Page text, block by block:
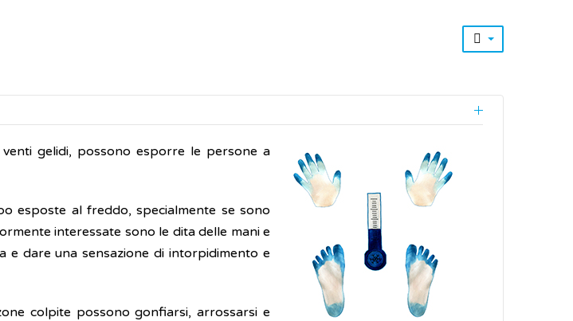
gelidi, possono esporre le persone a
esposte al freddo, specialmente se sono
interessate sono le dita delle mani e
e dare una sensazione di intorpidimento e
colpite possono gonfiarsi, arrossarsi e